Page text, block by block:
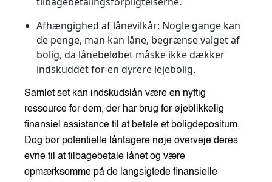
Afhængighed af lånevilkår: Nogle gange kan
de penge, man kan låne, begrænse valget af
bolig, da lånebeløbet måske ikke dækker
indskuddet for en dyrere lejebolig.
Samlet set kan indskudslån være en nyttig
ressource for dem, der har brug for øjeblikkelig
finansiel assistance til at betale et boligdepositum.
Dog bør potentielle låntagere nøje overveje deres
evne til at tilbagebetale lånet og være
opmærksomme på de langsigtede finansielle